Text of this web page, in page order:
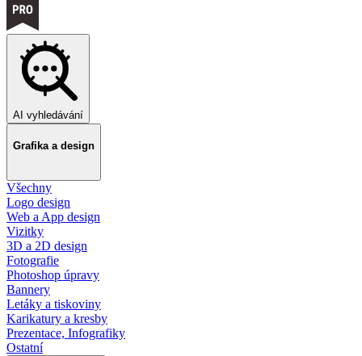
AI vyhledávání
Grafika a design
Všechny
Logo design
Web a App design
Vizitky
3D a 2D design
Fotografie
Photoshop úpravy
Bannery
Letáky a tiskoviny
Karikatury a kresby
Prezentace, Infografiky
Ostatní